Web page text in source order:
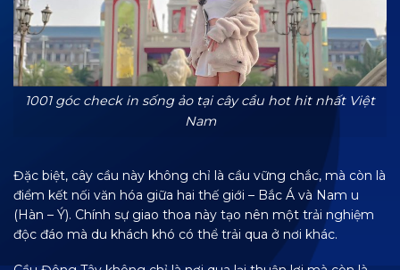
1001 góc check in sống ảo tại cây cầu hot hit nhất Việt
Nam
Đặc biệt, cây cầu này không chỉ là cầu vững chắc, mà còn là
điểm kết nối văn hóa giữa hai thế giới – Bắc Á và Nam u
(Hàn – Ý). Chính sự giao thoa này tạo nên một trải nghiệm
độc đáo mà du khách khó có thể trải qua ở nơi khác.